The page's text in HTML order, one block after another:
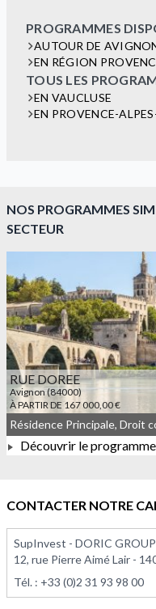
PROGRAMMES
AUTOUR DE
EN RÉGION
TOUS LES
EN VAUCLUSE
EN PROVENCE-
NOS PROGRAMMES
SECTEUR
RUE DOREE
Avignon (84000)
À PARTIR DE 167 000,00 €
À PARTIR DE 167
Découvrir le programme
CONTACTER NOTRE
SupInvest - DORIC
12, rue Pierre Aimé Lair -
Tél. : +33 (0)2 31 93 98 00